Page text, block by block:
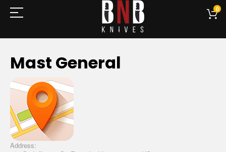
0
Mast General
Address: